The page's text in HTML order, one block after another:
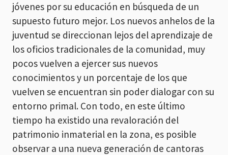
jóvenes por su educación en búsqueda de un
supuesto futuro mejor. Los nuevos anhelos de la
juventud se direccionan lejos del aprendizaje de
los oficios tradicionales de la comunidad, muy
pocos vuelven a ejercer sus nuevos
conocimientos y un porcentaje de los que
vuelven se encuentran sin poder dialogar con su
entorno primal. Con todo, en este último
tiempo ha existido una revaloración del
patrimonio inmaterial en la zona, es posible
observar a una nueva generación de cantoras